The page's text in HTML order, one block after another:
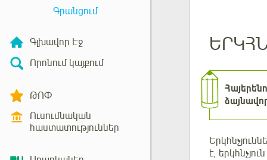
Գրանցում
Գլխավոր Էջ
Որոնում կայքում
ԹՈՓ
Ուսումնական
հաստատություններ
է,